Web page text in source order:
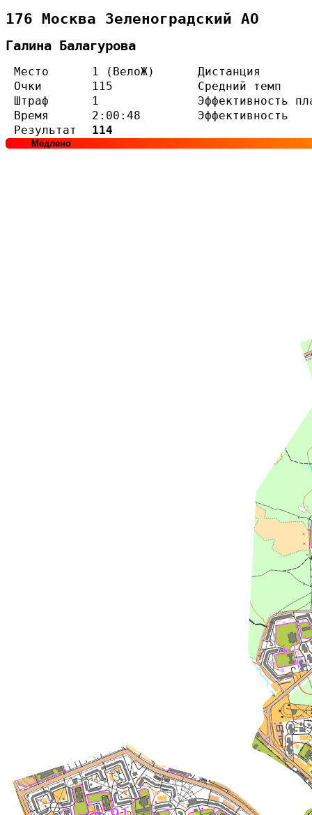
176 Москва Зеленоградский АО
Галина Балагурова
Место 1 (ВелоЖ)
Дистанция
Очки
115
Средний темп
Штраф
1
Эффективность
Время
2:00:48
Эффективность
Результат
114
Медлено